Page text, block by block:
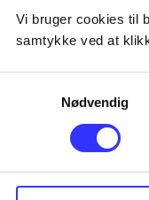
Vi bruger cookies til
samtykke ved at
Nødvendig
NHL